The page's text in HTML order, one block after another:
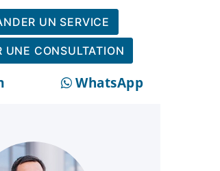
UN SERVICE
UNE CONSULTATION
WhatsApp